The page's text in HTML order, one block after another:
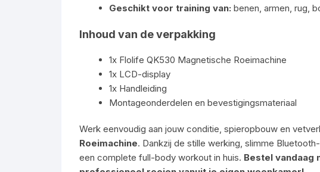
Geschikt voor training van: benen, armen, rug,
Inhoud van de verpakking
1x Flolife QK530 Magnetische Roeimachine
1x LCD-display
1x Handleiding
Montageonderdelen en bevestigingsmateriaal
Werk eenvoudig aan jouw conditie, spieropbouw en
Roeimachine. Dankzij de stille werking, slimme
een complete full-body workout in huis. Bestel vandaag